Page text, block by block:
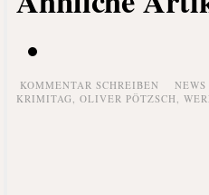
KOMMENTAR SCHREIBEN
NEWS
KRIMITAG, OLIVER PÖTZSCH,